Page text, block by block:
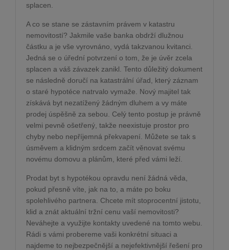
splacen.
A co se stane se zástavním právem v katastru
nemovitostí? Jakmile vaše banka obdrží dlužnou
částku a je vše vyrovnáno, vydá takzvanou kvitanci.
Jedná se o úřední potvrzení o tom, že je úvěr zcela
splacen a váš závazek zanikl. Tento důležitý dokument
se následně doručí na katastrální úřad, který záznam
o staré hypotéce natrvalo vymaže. Nový majitel tak
získává byt nezatížený žádným dluhem a vy máte
prodej úspěšně za sebou. Celý tento postup je právně
velmi pevně ošetřený, takže neexistuje prostor pro
chyby nebo nepříjemná překvapení. Můžete se tak s
úsměvem a klidným srdcem začít věnovat svému
novému domovu a plánům, které před vámi leží.
Prodat byt s hypotékou opravdu není žádná věda,
pokud přesně víte, jak na to, a máte po boku
spolehlivého partnera. Chcete mít stoprocentní jistotu,
klid a znát aktuální tržní cenu vaší nemovitosti?
Neváhejte a využijte kontakty uvedené na tomto webu.
Rádi s vámi probereme vaši konkrétní situaci a
najdeme to nejbezpečnější a nejefektivnější řešení pro